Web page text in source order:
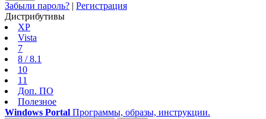
Забыли пароль? | Регистрация
Дистрибутивы
XP
Vista
7
8 / 8.1
10
11
Доп. ПО
Полезное
Windows Portal Программы, образы, инструкции.